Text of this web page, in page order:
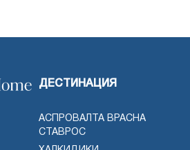
ДЕСТИНАЦИЯ
АСПРОВАЛТА ВРАСНА
СТАВРОС